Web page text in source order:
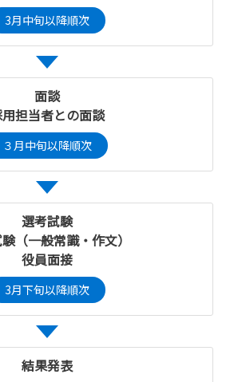
3月中旬以降順次
面談
担当者との面談
３月中旬以降順次
選考試験
（一般常識・作文）
役員面接
3月下旬以降順次
結果発表